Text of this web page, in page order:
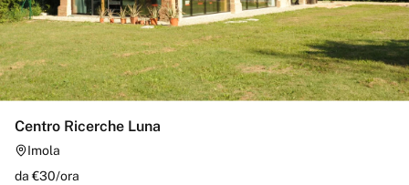
Centro Ricerche Luna
Imola
da €30/ora